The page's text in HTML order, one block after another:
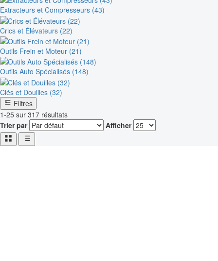
Extracteurs et Compresseurs (43)
Crics et Élévateurs (22)
Outils Frein et Moteur (21)
Outils Auto Spécialisés (148)
Clés et Douilles (32)
Filtres
1-25 sur 317 résultats
Trier par
Afficher